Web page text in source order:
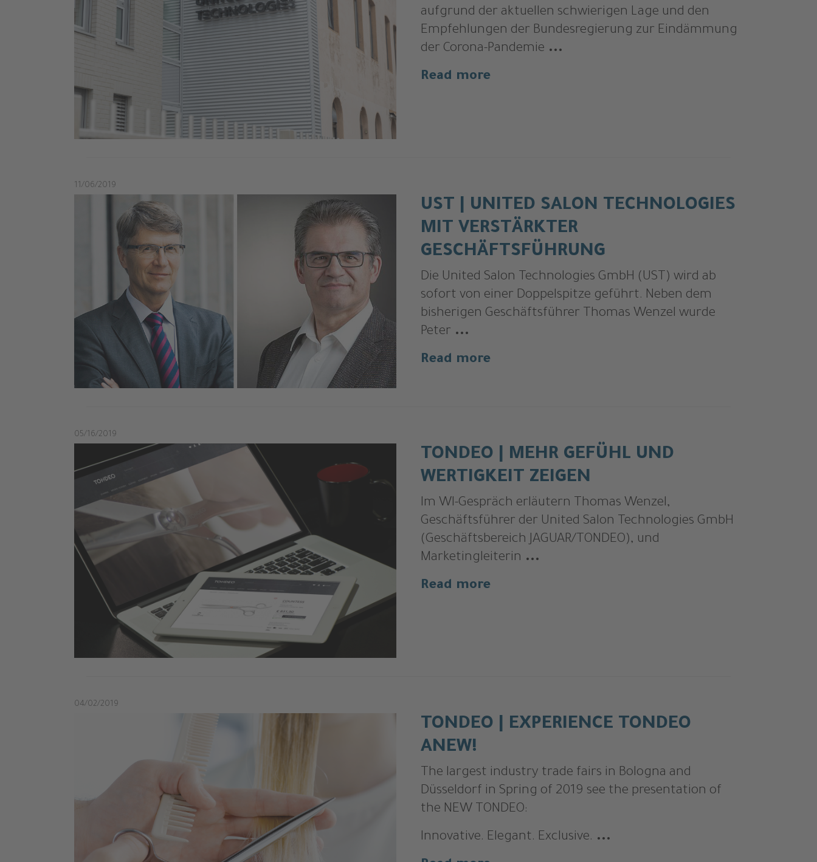
aufgrund der aktuellen schwierigen Lage und den
Empfehlungen der Bundesregierung zur Eindämmung
der Corona-Pandemie ...
Read more
11/06/2019
UST | UNITED SALON TECHNOLOGIES
MIT VERSTÄRKTER
GESCHÄFTSFÜHRUNG
Die United Salon Technologies GmbH (UST) wird ab
sofort von einer Doppelspitze geführt. Neben dem
bisherigen Geschäftsführer Thomas Wenzel wurde
Peter ...
Read more
05/16/2019
TONDEO | MEHR GEFÜHL UND
WERTIGKEIT ZEIGEN
Im WI-Gespräch erläutern Thomas Wenzel,
Geschäftsführer der United Salon Technologies GmbH
(Geschäftsbereich JAGUAR/TONDEO), und
Marketingleiterin ...
Read more
04/02/2019
TONDEO | EXPERIENCE TONDEO
ANEW!
The largest industry trade fairs in Bologna and
Düsseldorf in Spring of 2019 see the presentation of
the NEW TONDEO:
Innovative. Elegant. Exclusive. ...